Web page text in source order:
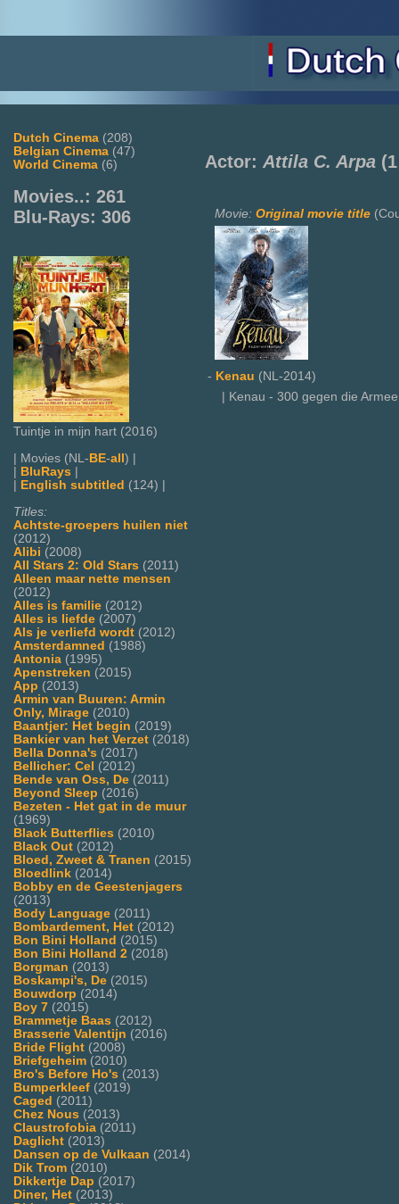
Dutch Cinema (208)
Belgian Cinema (47)
World Cinema (6)
Movies..: 261
Blu-Rays: 306
Tuintje in mijn hart (2016)
| Movies (NL-BE-all) |
| BluRays |
| English subtitled (124) |
Titles:
Achtste-groepers huilen niet
(2012)
Alibi (2008)
All Stars 2: Old Stars (2011)
Alleen maar nette mensen
(2012)
Alles is familie (2012)
Alles is liefde (2007)
Als je verliefd wordt (2012)
Amsterdamned (1988)
Antonia (1995)
Apenstreken (2015)
App (2013)
Armin van Buuren: Armin
Only, Mirage (2010)
Baantjer: Het begin (2019)
Bankier van het Verzet (2018)
Bella Donna's (2017)
Bellicher: Cel (2012)
Bende van Oss, De (2011)
Beyond Sleep (2016)
Bezeten - Het gat in de muur
(1969)
Black Butterflies (2010)
Black Out (2012)
Bloed, Zweet & Tranen (2015)
Bloedlink (2014)
Bobby en de Geestenjagers
(2013)
Body Language (2011)
Bombardement, Het (2012)
Bon Bini Holland (2015)
Bon Bini Holland 2 (2018)
Borgman (2013)
Boskampi's, De (2015)
Bouwdorp (2014)
Boy 7 (2015)
Brammetje Baas (2012)
Brasserie Valentijn (2016)
Bride Flight (2008)
Briefgeheim (2010)
Bro's Before Ho's (2013)
Bumperkleef (2019)
Caged (2011)
Chez Nous (2013)
Claustrofobia (2011)
Daglicht (2013)
Dansen op de Vulkaan (2014)
Dik Trom (2010)
Dikkertje Dap (2017)
Diner, Het (2013)
Actor: Attila C. Arpa
Movie: Original movie title
- Kenau (NL-2014)
| Kenau - 300 gegen die